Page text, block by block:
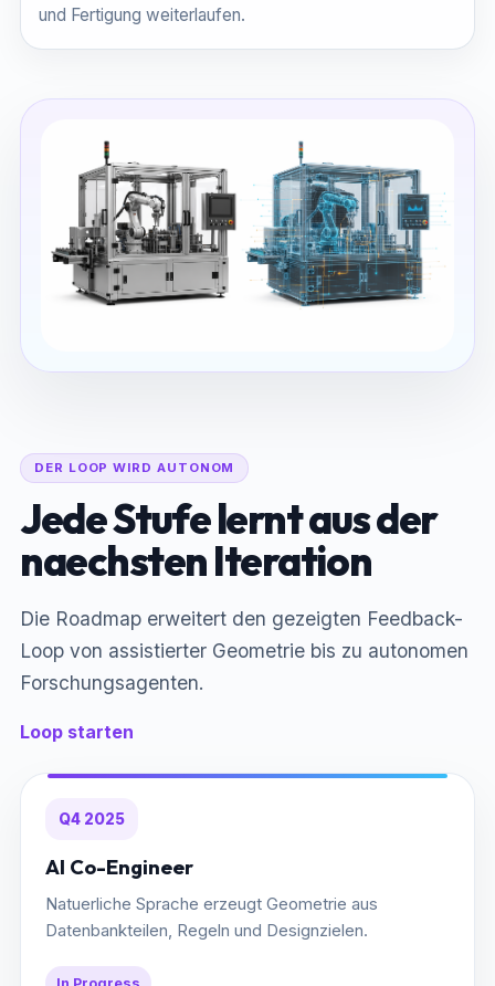
und Fertigung weiterlaufen.
DER LOOP WIRD AUTONOM
Jede Stufe lernt aus der
naechsten Iteration
Die Roadmap erweitert den gezeigten Feedback-
Loop von assistierter Geometrie bis zu autonomen
Forschungsagenten.
Loop starten
Q4 2025
AI Co-Engineer
Natuerliche Sprache erzeugt Geometrie aus
Datenbankteilen, Regeln und Designzielen.